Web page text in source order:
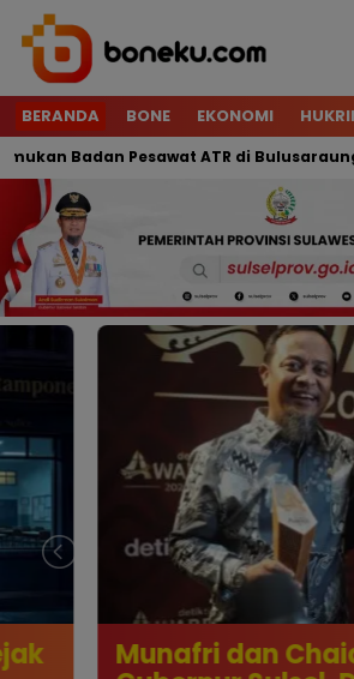
BERANDA BONE EKONOMI
Pesawat ATR di Bulusaraung
Munafri dan Chaidir